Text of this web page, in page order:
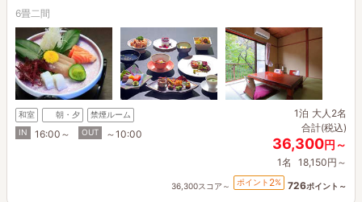
6畳二間
和室 朝・夕
禁煙ルーム
IN
16:00～ OUT ～10:00
1泊 大人2名
合計(税込)
36,300円～
1名 18,150円～
36,300スコア～ ポイント 2% 726ポイント～